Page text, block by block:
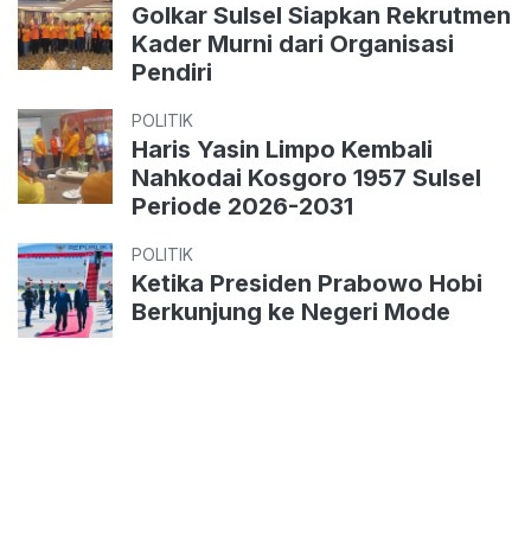
Golkar Sulsel Siapkan Rekrutmen
Kader Murni dari Organisasi
Pendiri
POLITIK
Haris Yasin Limpo Kembali
Nahkodai Kosgoro 1957 Sulsel
Periode 2026-2031
POLITIK
Ketika Presiden Prabowo Hobi
Berkunjung ke Negeri Mode